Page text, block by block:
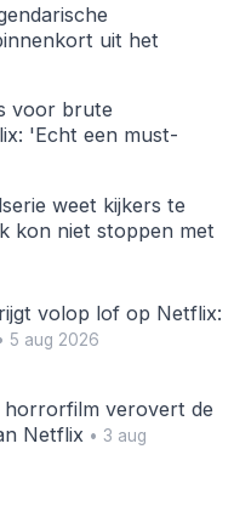
uit het
voor brute
'Echt een must-
weet kijkers te
kon niet stoppen met
volop lof op Netflix:
5 aug 2026
horrorfilm verovert de
Netflix • 3 aug